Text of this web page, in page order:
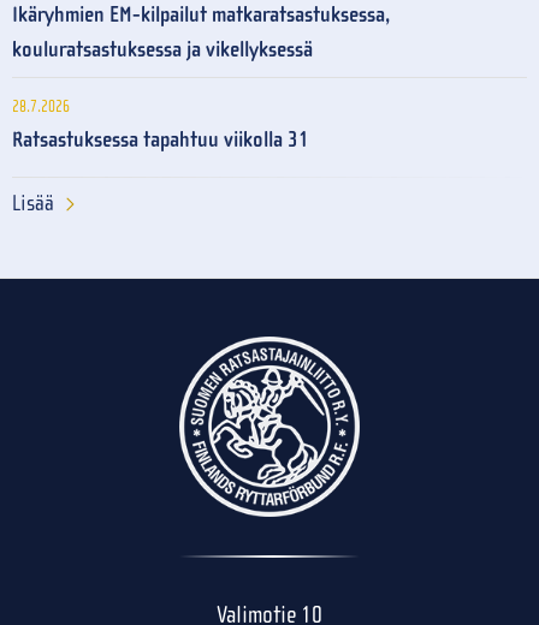
Ikäryhmien EM-kilpailut matkaratsastuksessa,
kouluratsastuksessa ja vikellyksessä
28.7.2026
Ratsastuksessa tapahtuu viikolla 31
Lisää
Valimotie 10